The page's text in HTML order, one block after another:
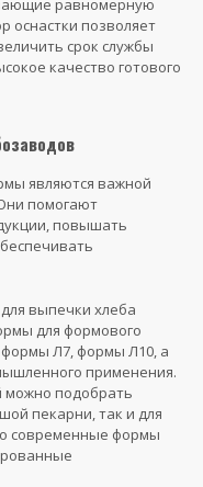
равномерную
оснастки позволяет
срок службы
качество готового
являются важной
помогают
повышать
выпечки хлеба
для формового
Л7, формы Л10, а
применения.
подобрать
пекарни, так и для
современные формы